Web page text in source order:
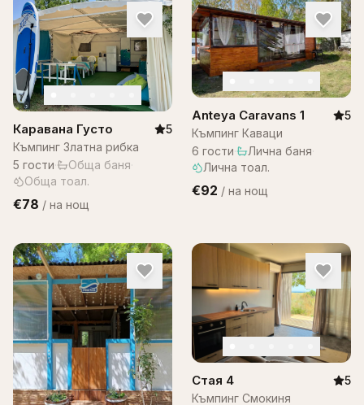
Каравана Густо
5
Къмпинг Златна рибка
5 гости· Обща баня·
Обща тоал.
€78 / на нощ
Anteya Caravans 1
5
Къмпинг Каваци
6 гости· Лична баня·
Лична тоал.
€92 / на нощ
Стая 4
5
Къмпинг Смокиня